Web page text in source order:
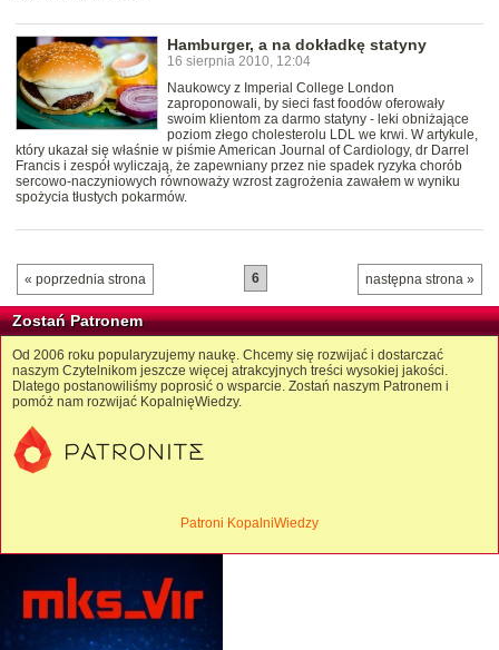
Hamburger, a na dokładkę statyny
16 sierpnia 2010, 12:04
Naukowcy z Imperial College London
zaproponowali, by sieci fast foodów oferowały
swoim klientom za darmo statyny - leki obniżające
poziom złego cholesterolu LDL we krwi. W artykule,
który ukazał się właśnie w piśmie American Journal of Cardiology, dr Darrel
Francis i zespół wyliczają, że zapewniany przez nie spadek ryzyka chorób
sercowo-naczyniowych równoważy wzrost zagrożenia zawałem w wyniku
spożycia tłustych pokarmów.
« poprzednia strona następna strona »
6
Zostań Patronem
Od 2006 roku popularyzujemy naukę. Chcemy się rozwijać i dostarczać
naszym Czytelnikom jeszcze więcej atrakcyjnych treści wysokiej jakości.
Dlatego postanowiliśmy poprosić o wsparcie. Zostań naszym Patronem i
pomóż nam rozwijać KopalnięWiedzy.
Patroni KopalniWiedzy